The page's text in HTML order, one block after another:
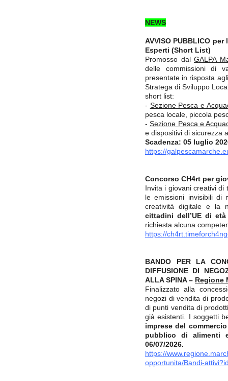
NEWS
AVVISO PUBBLICO
Esperti (Short List)
Promosso dal GALPA
delle commissioni di
presentate in risposta
Stratega di Sviluppo
short list:
- Sezione Pesca e
pesca locale, piccola
-Sezione Pesca e
e dispositivi di sicurezza
Scadenza: 05 luglio
https://
Concorso CH4rt per
Invita i giovani creativi di
le emissioni invisibili di
creatività digitale e la
cittadini dell’UE di
richiesta alcuna
https://
BANDO PER LA
DIFFUSIONE DI
ALLA SPINA – Regione
Finalizzato alla
negozi di vendita di
di punti vendita di
già esistenti. I soggetti
imprese del
pubblico di alimenti
06/07/2026.
https://
opportunita/Bandi-